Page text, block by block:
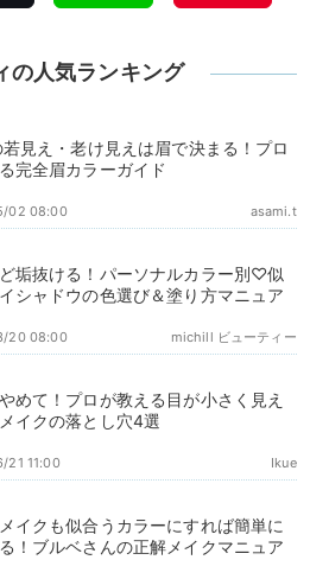
の人気ランキング
見え・老け見えは眉で決まる！プロ
完全眉カラーガイド
asami.t
02 08:00
垢抜ける！パーソナルカラー別♡似
シャドウの色選び＆塗り方マニュア
michill ビューティー
20 08:00
めて！プロが教える目が小さく見え
イクの落とし穴4選
Ikue
21 11:00
イクも似合うカラーにすれば簡単に
！ブルベさんの正解メイクマニュア